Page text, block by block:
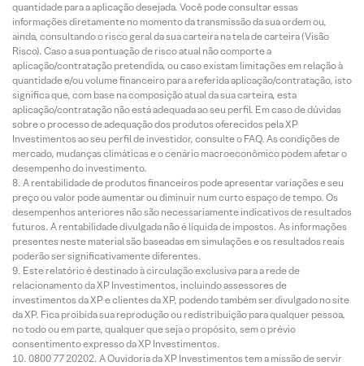
quantidade para a aplicação desejada. Você pode consultar essas
informações diretamente no momento da transmissão da sua ordem ou,
ainda, consultando o risco geral da sua carteira na tela de carteira (Visão
Risco). Caso a sua pontuação de risco atual não comporte a
aplicação/contratação pretendida, ou caso existam limitações em relação à
quantidade e/ou volume financeiro para a referida aplicação/contratação, isto
significa que, com base na composição atual da sua carteira, esta
aplicação/contratação não está adequada ao seu perfil. Em caso de dúvidas
sobre o processo de adequação dos produtos oferecidos pela XP
Investimentos ao seu perfil de investidor, consulte o FAQ. As condições de
mercado, mudanças climáticas e o cenário macroeconômico podem afetar o
desempenho do investimento.
A rentabilidade de produtos financeiros pode apresentar variações e seu
preço ou valor pode aumentar ou diminuir num curto espaço de tempo. Os
desempenhos anteriores não são necessariamente indicativos de resultados
futuros. A rentabilidade divulgada não é líquida de impostos. As informações
presentes neste material são baseadas em simulações e os resultados reais
poderão ser significativamente diferentes.
Este relatório é destinado à circulação exclusiva para a rede de
relacionamento da XP Investimentos, incluindo assessores de
investimentos da XP e clientes da XP, podendo também ser divulgado no site
da XP. Fica proibida sua reprodução ou redistribuição para qualquer pessoa,
no todo ou em parte, qualquer que seja o propósito, sem o prévio
consentimento expresso da XP Investimentos.
0800 77 20202. A Ouvidoria da XP Investimentos tem a missão de servir